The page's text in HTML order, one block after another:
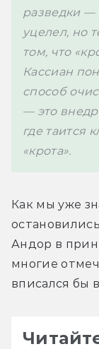
разведки —
уцелел, но
том, что
Кассиан
способ
— это
где таится
«крота».
Как мы уже
Андор в
многие
вписался бы